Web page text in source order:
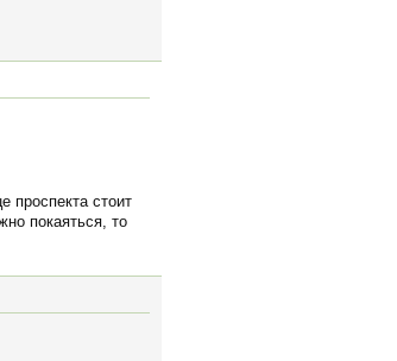
проспекта стоит
покаяться, то